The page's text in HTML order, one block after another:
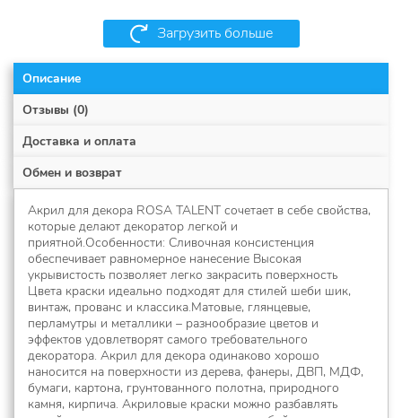
Загрузить больше
Описание
Отзывы (0)
Доставка и оплата
Обмен и возврат
Акрил для декора ROSA TALENT сочетает в себе свойства,
которые делают декоратор легкой и
приятной.Особенности: Сливочная консистенция
обеспечивает равномерное нанесение Высокая
укрывистость позволяет легко закрасить поверхность
Цвета краски идеально подходят для стилей шеби шик,
винтаж, прованс и классика.Матовые, глянцевые,
перламутры и металлики – разнообразие цветов и
эффектов удовлетворят самого требовательного
декоратора. Акрил для декора одинаково хорошо
наносится на поверхности из дерева, фанеры, ДВП, МДФ,
бумаги, картона, грунтованного полотна, природного
камня, кирпича. Акриловые краски можно разбавлять